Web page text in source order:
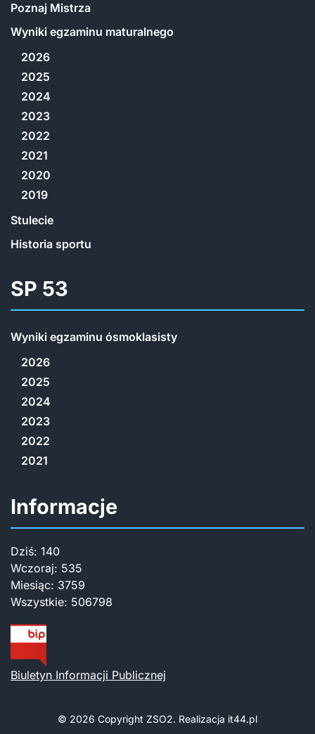
Poznaj Mistrza
Wyniki egzaminu maturalnego
2026
2025
2024
2023
2022
2021
2020
2019
Stulecie
Historia sportu
SP 53
Wyniki egzaminu ósmoklasisty
2026
2025
2024
2023
2022
2021
Informacje
Dziś: 140
Wczoraj: 535
Miesiąc: 3759
Wszystkie: 506798
Biuletyn Informacji Publicznej
© 2026 Copyright ZSO2. Realizacja it44.pl